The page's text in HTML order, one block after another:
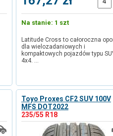
Na stanie: 1 szt
Latitude Cross to całoroczna
dla wielozadaniowych i
kompaktowych pojazdów typu
4x4. …
Toyo Proxes CF2 SUV 100V
MFS DOT2022
235/55 R18